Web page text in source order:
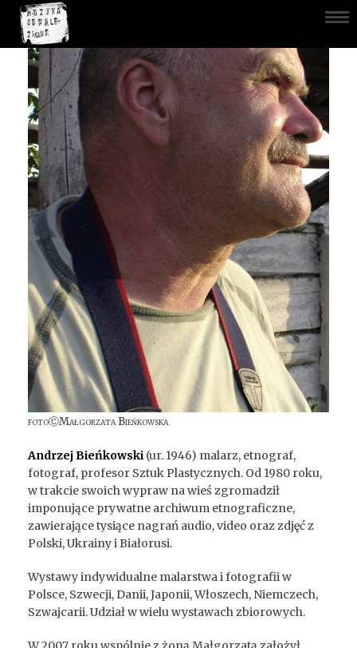
fotoⒸMałgorzata Bieńkowska
Andrzej Bieńkowski (ur. 1946) malarz, etnograf,
fotograf, profesor Sztuk Plastycznych. Od 1980 roku,
w trakcie swoich wypraw na wieś zgromadził
imponujące prywatne archiwum etnograficzne,
zawierające tysiące nagrań audio, video oraz zdjęć z
Polski, Ukrainy i Białorusi.
Wystawy indywidualne malarstwa i fotografii w
Polsce, Szwecji, Danii, Japonii, Włoszech, Niemczech,
Szwajcarii. Udział w wielu wystawach zbiorowych.